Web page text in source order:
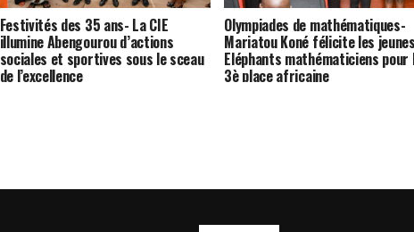
Festivités des 35 ans- La CIE
illumine Abengourou d’actions
sociales et sportives sous le sceau
de l’excellence
Olympiades de mathématiques-
Mariatou Koné félicite les jeunes
Eléphants mathématiciens pour
3è place africaine